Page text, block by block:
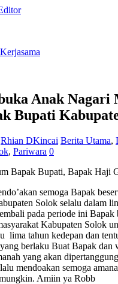
Anak Nagari
Bupati
Rhian DKincai Berita Utama,
, Pariwara 0
Bapak Bupati, Bapak Haji
semoga Bapak
Solok selalu dalam
pada periode ini Bapak
Kabupaten Solok
lima tahun kedepan dan
berlaku Buat Bapak dan
yang akan
mendoakan semoga
Amiin ya Robb